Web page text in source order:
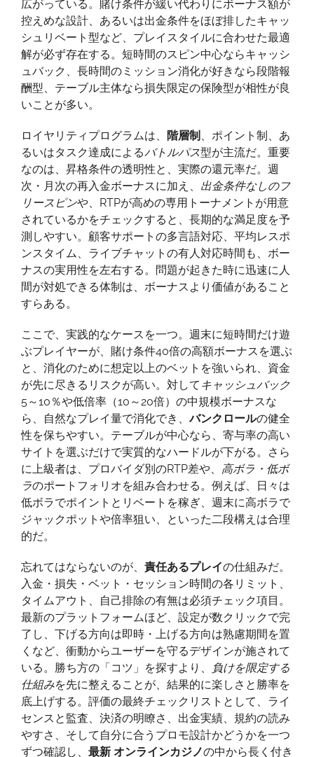
広がっている。賭け条件が緩い代わりにボーナス額が
控えめな設計、あるいは出金条件をほぼ排したキャッ
シュリベート型など、プレイスタイルに合わせた最適
解が必ず存在する。短時間のスピン中心ならキャッシ
ュバック、長時間のミッション消化が好きなら段階報
酬型、テーブル主体なら損失限定の保険型が相性が良
いことが多い。
ロイヤリティプログラムは、 階層制 、ポイント制、あ
るいはタスク達成によるバトルパス型が主流だ。重要
なのは、昇格条件の透明性と、実際の還元率だ。週
次・月次の再入金ボーナスに加え、 出金条件なしのフ
リースピンや、RTPが高めの専用トーナメントが用意
されているかをチェックすると、長期的な満足度を予
測しやすい。顧客サポートの多言語対応、平均レスポ
ンスタイム、ライブチャットの有人対応時間も、ボー
ナスの実用性を左右する。問題が起きた時に迅速に人
間が対処できる体制は、ボーナスより価値があること
すらある。
ここで、実践的なケースを一つ。週末に短時間だけ遊
ぶプレイヤーが、賭け条件40倍の高額ボーナスを選ぶ
と、消化のために想定以上のベットを強いられ、資金
が先に尽きるリスクが高い。対して キャッシュバック
5～10％や低倍率（10～20倍）の中規模ボーナスな
ら、自然なプレイ量で消化でき、バンクロールの健全
性を保ちやすい。テーブルが中心なら、寄与率の高い
サイトを選ぶだけで実質的なハードルが下がる。さら
に上級者は、プロバイダ別のRTP差や、 高ボラ・低ボ
ラのポートフォリオを組み合わせる。例えば、日々は
低ボラでポイントとリベートを稼ぎ、週末に高ボラで
ジャックポットや倍率狙い、といった二段構えは合理
的だ。
忘れてはならないのが、 責任あるプレイの仕組みだ。
入金・損失・ベット・セッション時間の各リミット、
タイムアウト、自己排除の有無は必須チェック項目。
最新のプラットフォームほど、設定が数クリックで完
了し、下げる方向は即時・上げる方向は熟慮期間を置
くなど、衝動からユーザーを守るデザインが施されて
いる。勝ち方の「コツ」を探すより、
負けを限定する
仕組みを先に整えることが、結果的に楽しさと勝率を
底上げする。評価の最終チェックリストとして、ライ
センスと監査、決済の明瞭さ、出金実績、規約の読み
やすさ、そして自分に合うプロモ設計かどうかを一つ
ずつ確認し、 最新 オンラインカジノの中から長く付き